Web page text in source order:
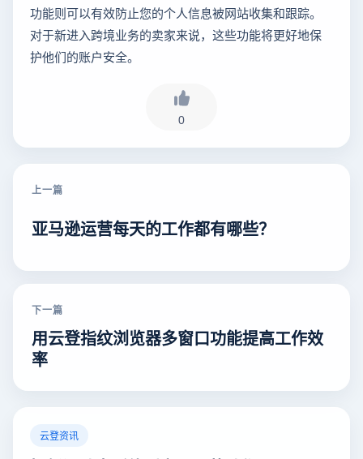
功能则可以有效防止您的个人信息被网站收集和跟踪。
对于新进入跨境业务的卖家来说，这些功能将更好地保
护他们的账户安全。
0
上一篇
亚马逊运营每天的工作都有哪些？
下一篇
用云登指纹浏览器多窗口功能提高工作效
率
云登资讯